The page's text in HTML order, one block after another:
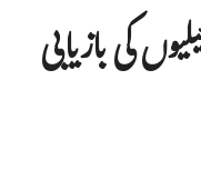
کی بازیابی